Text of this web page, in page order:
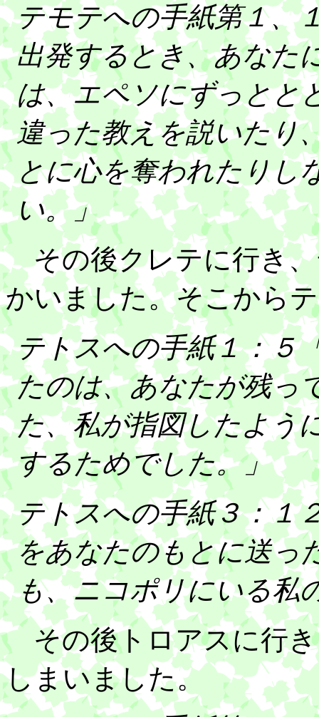
テモテへの手紙第１、
出発するとき、あなた
は、エペソにずっとと
違った教えを説いたり
とに心を奪われたりし
い。」
その後クレテに行き、
かいました。そこから
テトスへの手紙１：５
たのは、あなたが残っ
た、私が指図したよう
するためでした。」
テトスへの手紙３：１
をあなたのもとに送っ
も、ニコポリにいる私
その後トロアスに行き
しまいました。